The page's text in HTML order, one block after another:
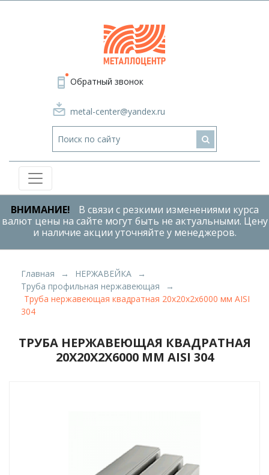
Обратный звонок
metal-center@yandex.ru
ВНИМАНИЕ!
В связи с резкими изменениями курса
валют цены на сайте могут быть не актуальными. Цену
и наличие акции уточняйте у менеджеров.
Главная
НЕРЖАВЕЙКА
Труба профильная нержавеющая
Труба нержавеющая квадратная 20х20х2х6000 мм AISI
304
ТРУБА НЕРЖАВЕЮЩАЯ КВАДРАТНАЯ
20Х20Х2Х6000 ММ AISI 304